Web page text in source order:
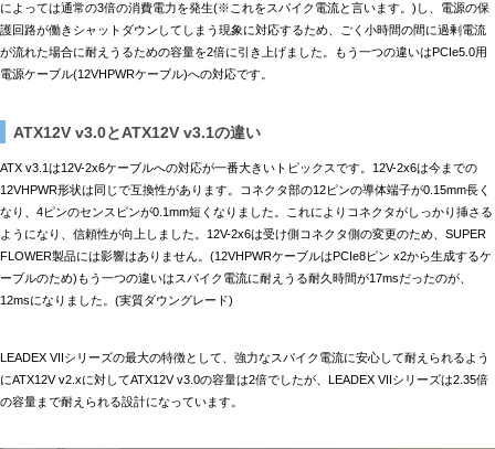
によっては通常の3倍の消費電力を発生(※これをスパイク電流と言います。)し、電源の保
護回路が働きシャットダウンしてしまう現象に対応するため、ごく小時間の間に過剰電流
が流れた場合に耐えうるための容量を2倍に引き上げました。もう一つの違いはPCIe5.0用
電源ケーブル(12VHPWRケーブル)への対応です。
ATX12V v3.0とATX12V v3.1の違い
ATX v3.1は12V-2x6ケーブルへの対応が一番大きいトピックスです。12V-2x6は今までの
12VHPWR形状は同じで互換性があります。コネクタ部の12ピンの導体端子が0.15mm長く
なり、4ピンのセンスピンが0.1mm短くなりました。これによりコネクタがしっかり挿さる
ようになり、信頼性が向上しました。12V-2x6は受け側コネクタ側の変更のため、SUPER
FLOWER製品には影響はありません。(12VHPWRケーブルはPCIe8ピン x2から生成するケ
ーブルのため)もう一つの違いはスパイク電流に耐えうる耐久時間が17msだったのが、
12msになりました。(実質ダウングレード)
LEADEX VIIシリーズの最大の特徴として、強力なスパイク電流に安心して耐えられるよう
にATX12V v2.xに対してATX12V v3.0の容量は2倍でしたが、LEADEX VIIシリーズは2.35倍
の容量まで耐えられる設計になっています。